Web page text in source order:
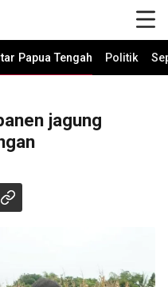
Papua Tengah Politik
jagung